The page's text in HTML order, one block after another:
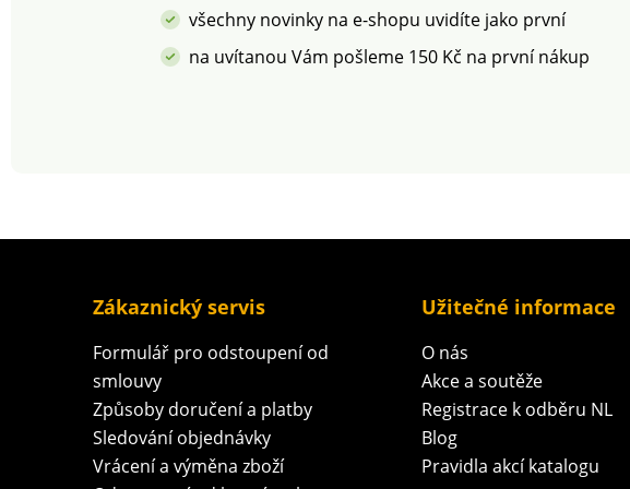
všechny novinky na e-shopu uvidíte jako první
na uvítanou Vám pošleme 150 Kč na první nákup
Zákaznický servis
Formulář pro odstoupení od
smlouvy
Způsoby doručení a platby
Sledování objednávky
Vrácení a výměna zboží
Užitečné informace
O nás
Akce a soutěže
Registrace k odběru NL
Blog
Pravidla akcí katalogu